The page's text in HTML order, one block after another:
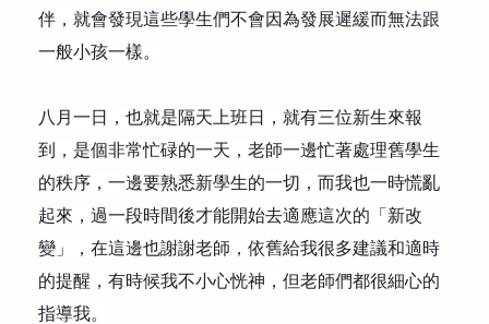
伴，就會發現這些學生們不會因為發展遲緩而無法跟
一般小孩一樣。
八月一日，也就是隔天上班日，就有三位新生來報
到，是個非常忙碌的一天，老師一邊忙著處理舊學生
的秩序，一邊要熟悉新學生的一切，而我也一時慌亂
起來，過一段時間後才能開始去適應這次的「新改
變」，在這邊也謝謝老師，依舊給我很多建議和適時
的提醒，有時候我不小心恍神，但老師們都很細心的
指導我。